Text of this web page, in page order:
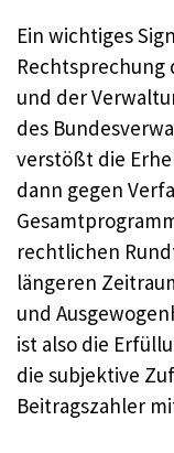
Ein wichtiges
Rechtsprechung
und der
des
verstößt die
dann gegen
rechtlichen
längeren
und
ist also die
die subjektive
Beitragszahler